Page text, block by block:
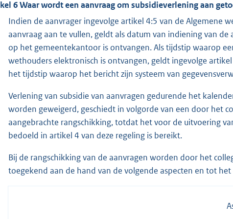
6 Waar wordt een aanvraag om subsidieverlening aan
Indien de aanvrager ingevolge artikel 4:5 van de Algemene
aanvraag aan te vullen, geldt als datum van indiening van
op het gemeentekantoor is ontvangen. Als tijdstip waarop
wethouders elektronisch is ontvangen, geldt ingevolge
het tijdstip waarop het bericht zijn systeem van
Verlening van subsidie van aanvragen gedurende het
worden geweigerd, geschiedt in volgorde van een door het
aangebrachte rangschikking, totdat het voor de uitvoering
bedoeld in artikel 4 van deze regeling is bereikt.
Bij de rangschikking van de aanvragen worden door het
toegekend aan de hand van de volgende aspecten en tot